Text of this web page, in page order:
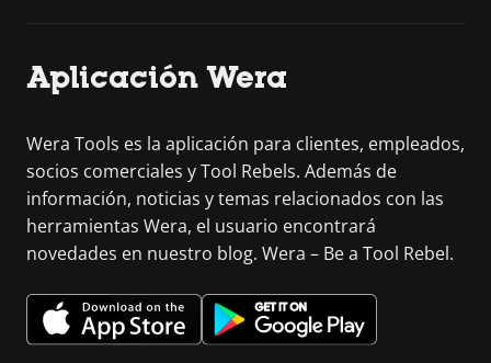
Aplicación Wera
Wera Tools es la aplicación para clientes, empleados,
socios comerciales y Tool Rebels. Además de
información, noticias y temas relacionados con las
herramientas Wera, el usuario encontrará
novedades en nuestro blog. Wera – Be a Tool Rebel.